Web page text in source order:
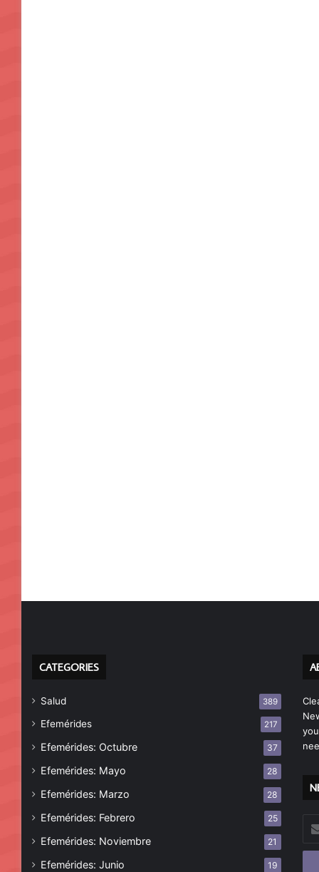
CATEGORIES
Salud 389
Efemérides 217
Efemérides: Octubre 37
Efemérides: Mayo 28
Efemérides: Marzo 28
Efemérides: Febrero 25
Efemérides: Noviembre 21
Efemérides: Junio 19
tu